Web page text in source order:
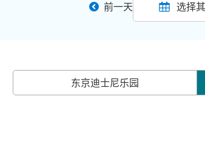
前一天 选择
东京迪士尼乐园